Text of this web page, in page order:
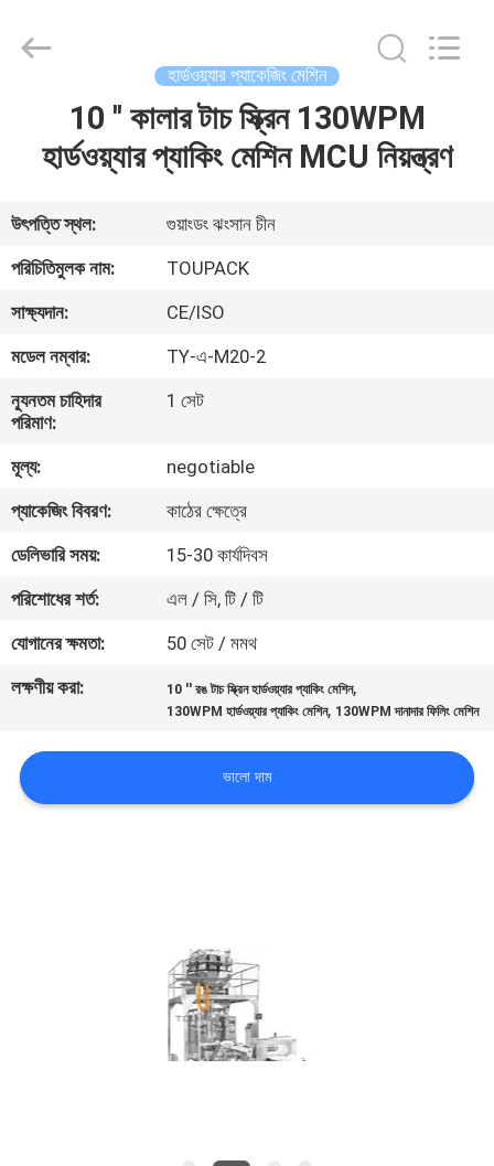
আমাদের
সম্পর্কে
ফ্যাক্টরি
ট্যুর
মান
নিয়ন্ত্রণ
আমাদের
সাথে
যোগাযোগ
করুন
খবর
হার্ডওয়্যার প্যাকেজিং মেশিন
10 '' কালার টাচ স্ক্রিন 130WPM
হার্ডওয়্যার প্যাকিং মেশিন MCU নিয়ন্ত্রণ
উৎপত্তি স্থল:
গুয়াংডং ঝংসান চীন
পরিচিতিমুলক নাম:
TOUPACK
সাক্ষ্যদান:
CE/ISO
মডেল নম্বার:
TY-এ-M20-2
ন্যূনতম চাহিদার
পরিমাণ:
1 সেট
মূল্য:
negotiable
প্যাকেজিং বিবরণ:
কাঠের ক্ষেত্রে
ডেলিভারি সময়:
15-30 কার্যদিবস
পরিশোধের শর্ত:
এল / সি, টি / টি
যোগানের ক্ষমতা:
50 সেট / মমথ
লক্ষণীয় করা:
10 '' রঙ টাচ স্ক্রিন হার্ডওয়্যার প্যাকিং মেশিন,
130WPM হার্ডওয়্যার প্যাকিং মেশিন, 130WPM দানাদার ফিলিং মেশিন
ভালো দাম